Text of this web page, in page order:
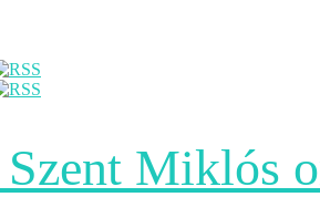
Miklós